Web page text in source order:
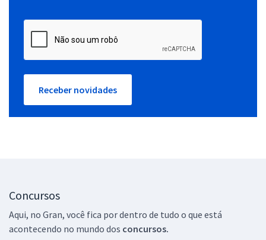
Receber novidades
Concursos
Aqui, no Gran, você fica por dentro de tudo o que está
acontecendo no mundo dos concursos.